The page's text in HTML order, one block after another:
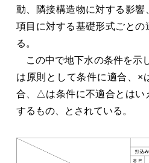
動、隣接構造物に対する影響
項目に対する基礎形式ごとの
る。
この中で地下水の条件を示
は原則として条件に適合、×
合、△は条件に不適合とはい
するもの、とされている。